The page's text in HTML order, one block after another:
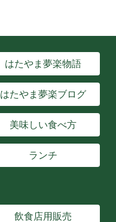
はたやま夢楽物語
はたやま夢楽ブログ
美味しい食べ方
ランチ
飲食店用販売